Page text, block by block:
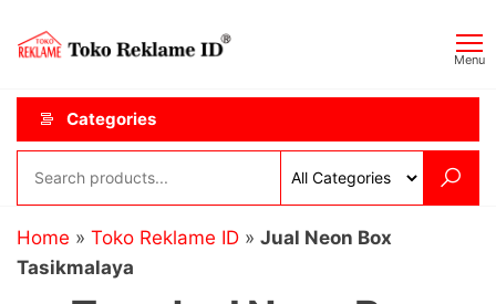
content
ID
Menu
Categories
Home » Toko Reklame ID » Jual Neon Box
Tasikmalaya